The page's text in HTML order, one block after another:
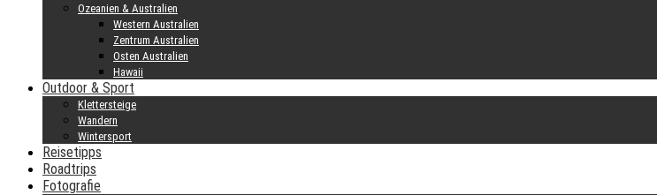
Ozeanien & Australien
Western Australien
Zentrum Australien
Osten Australien
Hawaii
Outdoor & Sport
Klettersteige
Wandern
Wintersport
Reisetipps
Roadtrips
Fotografie